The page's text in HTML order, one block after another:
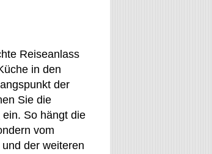
Reiseanlass
in den
der
Sie die
ein. So hängt die
vom
der weiteren